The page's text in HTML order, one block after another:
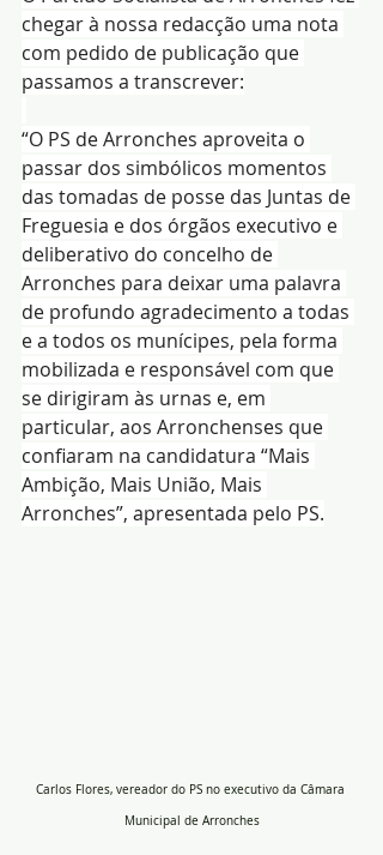
chegar à nossa redacção uma nota
com pedido de publicação que
passamos a transcrever:
“O PS de Arronches aproveita o
passar dos simbólicos momentos
das tomadas de posse das Juntas de
Freguesia e dos órgãos executivo e
deliberativo do concelho de
Arronches para deixar uma palavra
de profundo agradecimento a todas
e a todos os munícipes, pela forma
mobilizada e responsável com que
se dirigiram às urnas e, em
particular, aos Arronchenses que
confiaram na candidatura “Mais
Ambição, Mais União, Mais
Arronches”, apresentada pelo PS.
Carlos Flores, vereador do PS no executivo da Câmara
Municipal de Arronches